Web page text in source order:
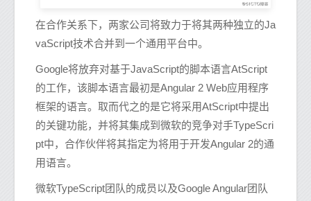
在合作关系下，两家公司将致力于将其两种独立的Ja
vaScript技术合并到一个通用平台中。
Google将放弃对基于JavaScript的脚本语言AtScript
的工作，该脚本语言最初是Angular 2 Web应用程序
框架的语言。取而代之的是它将采用AtScript中提出
的关键功能，并将其集成到微软的竞争对手TypeScri
pt中，合作伙伴将其指定为将用于开发Angular 2的通
用语言。
微软TypeScript团队的成员以及Google Angular团队